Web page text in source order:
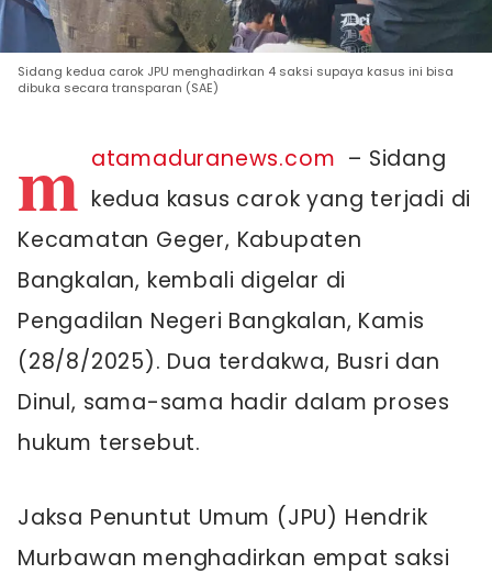
Sidang kedua carok JPU menghadirkan 4 saksi supaya kasus ini bisa
dibuka secara transparan (SAE)
m atamaduranews.com – Sidang
kedua kasus carok yang terjadi di
Kecamatan Geger, Kabupaten
Bangkalan, kembali digelar di
Pengadilan Negeri Bangkalan, Kamis
(28/8/2025). Dua terdakwa, Busri dan
Dinul, sama-sama hadir dalam proses
hukum tersebut.
Jaksa Penuntut Umum (JPU) Hendrik
Murbawan menghadirkan empat saksi